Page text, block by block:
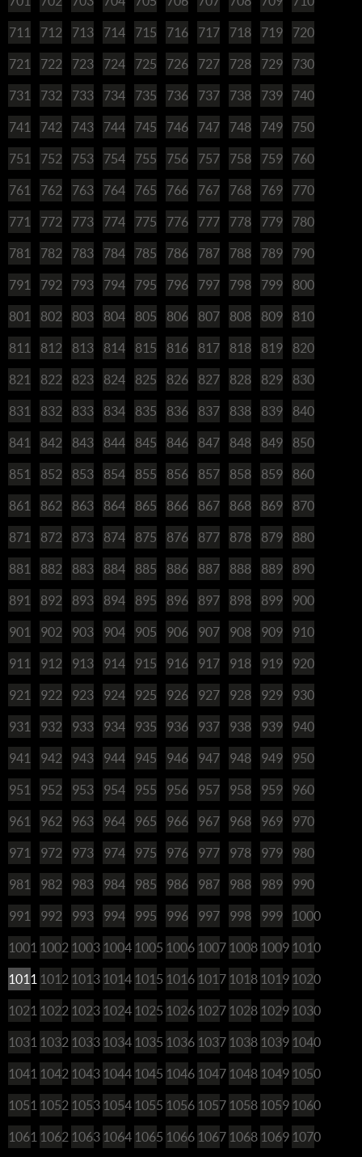
711 712 713 714 715 716 717 718 719 720
721 722 723 724 725 726 727 728 729 730
731 732 733 734 735 736 737 738 739 740
741 742 743 744 745 746 747 748 749 750
751 752 753 754 755 756 757 758 759 760
761 762 763 764 765 766 767 768 769 770
771 772 773 774 775 776 777 778 779 780
781 782 783 784 785 786 787 788 789 790
791 792 793 794 795 796 797 798 799 800
801 802 803 804 805 806 807 808 809 810
811 812 813 814 815 816 817 818 819 820
821 822 823 824 825 826 827 828 829 830
831 832 833 834 835 836 837 838 839 840
841 842 843 844 845 846 847 848 849 850
851 852 853 854 855 856 857 858 859 860
861 862 863 864 865 866 867 868 869 870
871 872 873 874 875 876 877 878 879 880
881 882 883 884 885 886 887 888 889 890
891 892 893 894 895 896 897 898 899 900
901 902 903 904 905 906 907 908 909 910
911 912 913 914 915 916 917 918 919 920
921 922 923 924 925 926 927 928 929 930
931 932 933 934 935 936 937 938 939 940
941 942 943 944 945 946 947 948 949 950
951 952 953 954 955 956 957 958 959 960
961 962 963 964 965 966 967 968 969 970
971 972 973 974 975 976 977 978 979 980
981 982 983 984 985 986 987 988 989 990
991 992 993 994 995 996 997 998 999 1000
1001 1002 1003 1004 1005 1006 1007 1008 1009 1010
1011 1012 1013 1014 1015 1016 1017 1018 1019 1020
1021 1022 1023 1024 1025 1026 1027 1028 1029 1030
1031 1032 1033 1034 1035 1036 1037 1038 1039 1040
1041 1042 1043 1044 1045 1046 1047 1048 1049 1050
1051 1052 1053 1054 1055 1056 1057 1058 1059 1060
1061 1062 1063 1064 1065 1066 1067 1068 1069 1070